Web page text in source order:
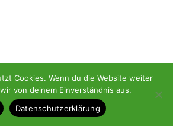
Cookies. Wenn du die Website weiter
von deinem Einverständnis aus.
Datenschutzerklärung